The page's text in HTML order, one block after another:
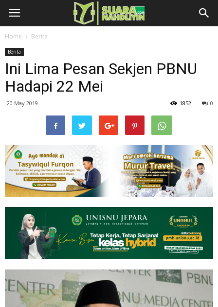
Home Berita
Berita
Ini Lima Pesan Sekjen PBNU
Hadapi 22 Mei
20 May 2019 0
1852